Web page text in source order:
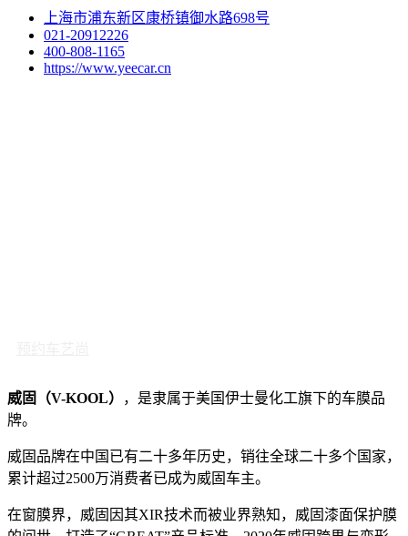
上海市浦东新区康桥镇御水路698号
021-20912226
400-808-1165
https://www.yeecar.cn
威固（V-KOOL）
，是隶属于美国伊士曼化工旗下的车膜品
牌。
威固品牌在中国已有二十多年历史，销往全球二十多个国家，
累计超过2500万消费者已成为威固车主。
在窗膜界，威固因其XIR技术而被业界熟知，威固漆面保护膜